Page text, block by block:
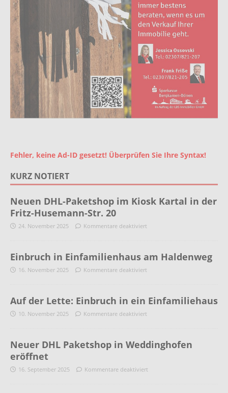
Fehler, keine Ad-ID gesetzt! Überprüfen Sie Ihre Syntax!
KURZ NOTIERT
Neuen DHL-Paketshop im Kiosk Kartal in der
Fritz-Husemann-Str. 20
24. November 2025 Kommentare deaktiviert
Einbruch in Einfamilienhaus am Haldenweg
16. November 2025 Kommentare deaktiviert
Auf der Lette: Einbruch in ein Einfamiliehaus
10. November 2025 Kommentare deaktiviert
Neuer DHL Paketshop in Weddinghofen
eröffnet
16. September 2025 Kommentare deaktiviert